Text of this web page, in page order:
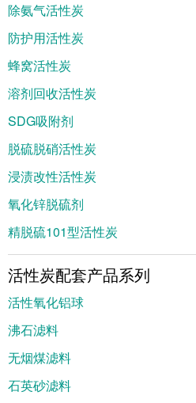
除氨气活性炭
防护用活性炭
蜂窝活性炭
溶剂回收活性炭
SDG吸附剂
脱硫脱硝活性炭
浸渍改性活性炭
氧化锌脱硫剂
精脱硫101型活性炭
活性炭配套产品系列
活性氧化铝球
沸石滤料
无烟煤滤料
石英砂滤料